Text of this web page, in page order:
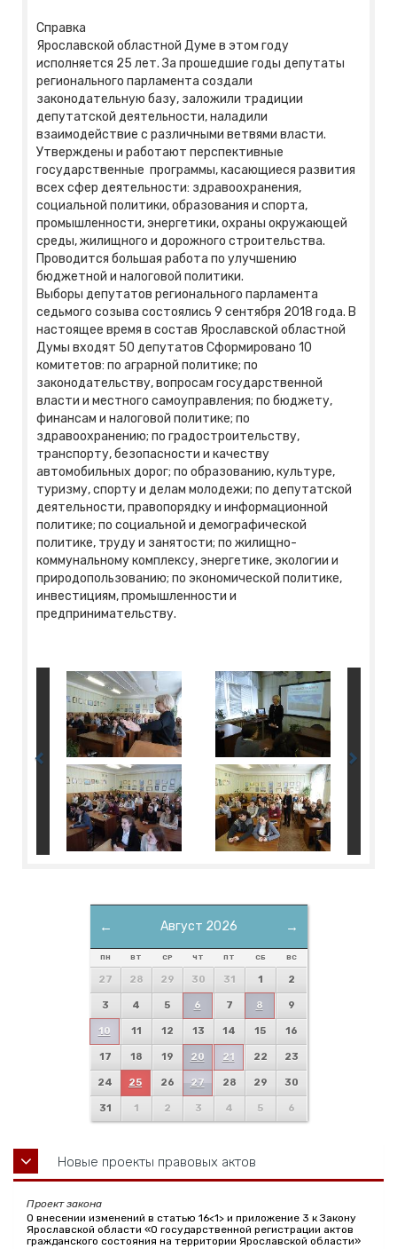
Справка
Ярославской областной Думе в этом году
исполняется 25 лет. За прошедшие годы депутаты
регионального парламента создали
законодательную базу, заложили традиции
депутатской деятельности, наладили
взаимодействие с различными ветвями власти.
Утверждены и работают перспективные
государственные программы, касающиеся развития
всех сфер деятельности: здравоохранения,
социальной политики, образования и спорта,
промышленности, энергетики, охраны окружающей
среды, жилищного и дорожного строительства.
Проводится большая работа по улучшению
бюджетной и налоговой политики.
Выборы депутатов регионального парламента
седьмого созыва состоялись 9 сентября 2018 года. В
настоящее время в состав Ярославской областной
Думы входят 50 депутатов Сформировано 10
комитетов: по аграрной политике; по
законодательству, вопросам государственной
власти и местного самоуправления; по бюджету,
финансам и налоговой политике; по
здравоохранению; по градостроительству,
транспорту, безопасности и качеству
автомобильных дорог; по образованию, культуре,
туризму, спорту и делам молодежи; по депутатской
деятельности, правопорядку и информационной
политике; по социальной и демографической
политике, труду и занятости; по жилищно-
коммунальному комплексу, энергетике, экологии и
природопользованию; по экономической политике,
инвестициям, промышленности и
предпринимательству.
← →
Август 2026
ПН ВТ СР ЧТ ПТ СБ ВС
27 28 29 30 31 1 2
3 4 5 6 7 8 9
10 11 12 13 14 15 16
17 18 19 20 21 22 23
24 25 26 27 28 29 30
31 1 2 3 4 5 6
Новые проекты правовых актов
Проект закона
О внесении изменений в статью 16<1> и приложение 3 к Закону
Ярославской области «О государственной регистрации актов
гражданского состояния на территории Ярославской области»